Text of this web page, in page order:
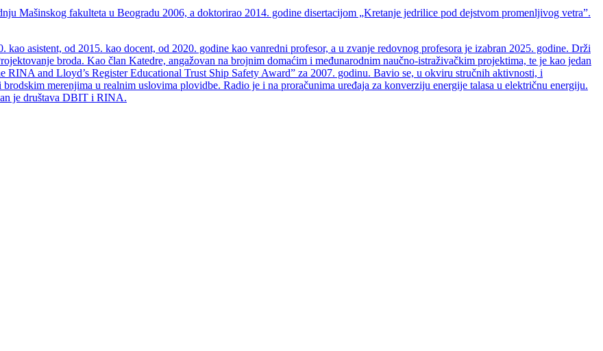
Mašinskog fakulteta u Beogradu 2006, a doktorirao 2014. godine disertacijom „Kretanje jedrilice pod dejstvom promenljivog vetra”.
asistent, od 2015. kao docent, od 2020. godine kao vanredni profesor, a u zvanje redovnog profesora je izabran 2025. godine. Drži
broda. Kao član Katedre, angažovan na brojnim domaćim i međunarodnim naučno-istraživačkim projektima, te je kao jedan
and Lloyd’s Register Educational Trust Ship Safety Award” za 2007. godinu. Bavio se, u okviru stručnih aktivnosti, i
merenjima u realnim uslovima plovidbe. Radio je i na proračunima uređaja za konverziju energije talasa u električnu energiju.
je društava DBIT i RINA.